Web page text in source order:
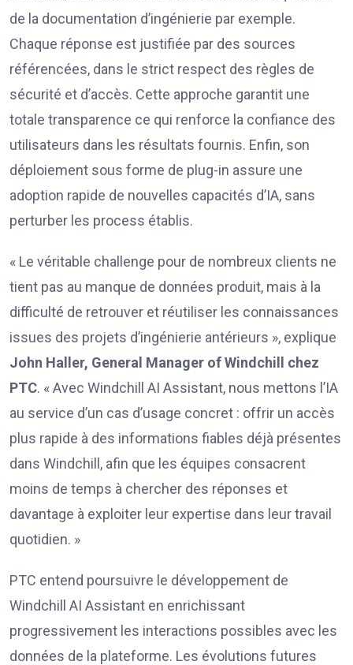
de la documentation d’ingénierie par exemple.
Chaque réponse est justifiée par des sources
référencées, dans le strict respect des règles de
sécurité et d’accès. Cette approche garantit une
totale transparence ce qui renforce la confiance des
utilisateurs dans les résultats fournis. Enfin, son
déploiement sous forme de plug-in assure une
adoption rapide de nouvelles capacités d’IA, sans
perturber les process établis.
« Le véritable challenge pour de nombreux clients ne
tient pas au manque de données produit, mais à la
difficulté de retrouver et réutiliser les connaissances
issues des projets d’ingénierie antérieurs », explique
John Haller, General Manager of Windchill chez
PTC. « Avec Windchill AI Assistant, nous mettons l’IA
au service d’un cas d’usage concret : offrir un accès
plus rapide à des informations fiables déjà présentes
dans Windchill, afin que les équipes consacrent
moins de temps à chercher des réponses et
davantage à exploiter leur expertise dans leur travail
quotidien. »
PTC entend poursuivre le développement de
Windchill AI Assistant en enrichissant
progressivement les interactions possibles avec les
données de la plateforme. Les évolutions futures